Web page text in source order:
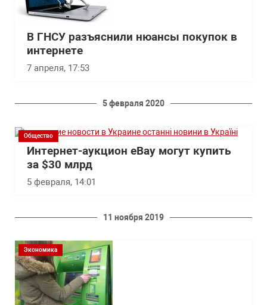
В ГНСУ разъяснили нюансы покупок в
интернете
7 апреля, 17:53
5 февраля 2020
Общество
Интернет-аукцион eBay могут купить
за $30 млрд
5 февраля, 14:01
11 ноября 2019
Экономика